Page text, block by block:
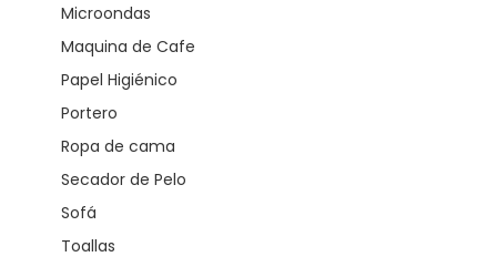
Microondas
Maquina de Cafe
Papel Higiénico
Portero
Ropa de cama
Secador de Pelo
Sofá
Toallas